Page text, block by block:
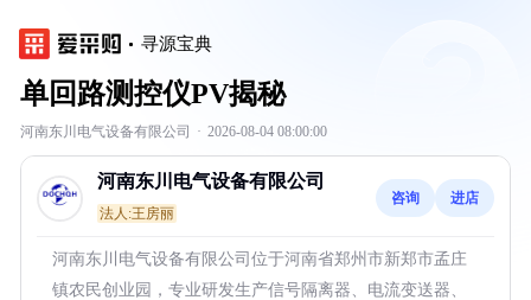
寻源宝典
单回路测控仪PV揭秘
河南东川电气设备有限公司 · 2026-08-04 08:00:00
河南东川电气设备有限公司
法人:王房丽
咨询 进店
河南东川电气设备有限公司位于河南省郑州市新郑市孟庄
镇农民创业园，专业研发生产信号隔离器、电流变送器、